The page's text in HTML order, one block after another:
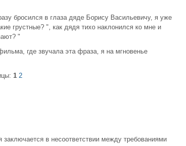
бросился в глаза дяде Борису Васильевичу, я уже
грустные? ", как дядя тихо наклонился ко мне и
"
где звучала эта фраза, я на мгновенье
1 2
в несоответствии между требованиями